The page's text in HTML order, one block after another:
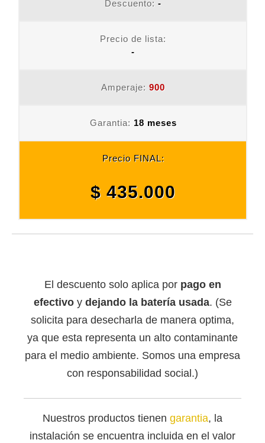
Descuento: -
Precio de lista:
-
Amperaje: 900
Garantia: 18 meses
Precio FINAL:
$ 435.000
El descuento solo aplica por pago en
efectivoy dejando la batería usada. (Se
solicita para desecharla de manera optima,
ya que esta representa un alto contaminante
para el medio ambiente. Somos una empresa
con responsabilidad social.)
Nuestros productos tienen garantia, la
instalación se encuentra incluida en el valor